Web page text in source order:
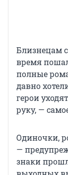
Близнецам
время
полные
давно
герои
руку, —
Одиночки,
—
знаки